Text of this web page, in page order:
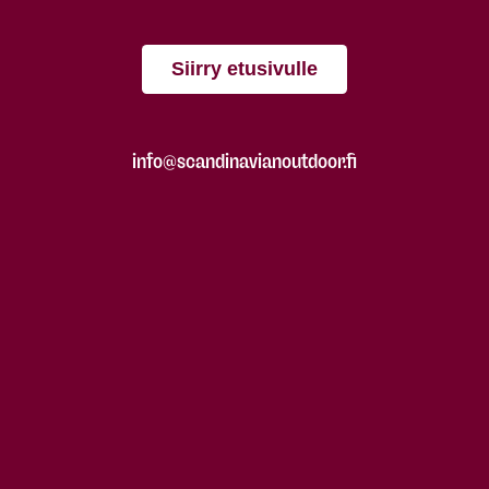
Siirry etusivulle
info@scandinavianoutdoor.fi